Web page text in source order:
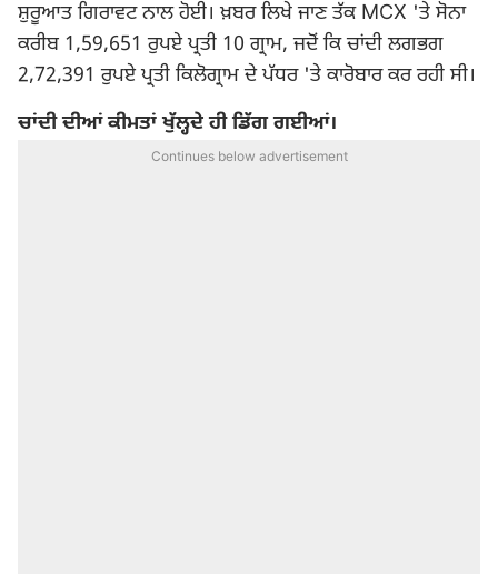
ਸ਼ੁਰੂਆਤ ਗਿਰਾਵਟ ਨਾਲ ਹੋਈ। ਖ਼ਬਰ ਲਿਖੇ ਜਾਣ ਤੱਕ MCX 'ਤੇ ਸੋਨਾ
ਕਰੀਬ 1,59,651 ਰੁਪਏ ਪ੍ਰਤੀ 10 ਗ੍ਰਾਮ, ਜਦੋਂ ਕਿ ਚਾਂਦੀ ਲਗਭਗ
2,72,391 ਰੁਪਏ ਪ੍ਰਤੀ ਕਿਲੋਗ੍ਰਾਮ ਦੇ ਪੱਧਰ 'ਤੇ ਕਾਰੋਬਾਰ ਕਰ ਰਹੀ ਸੀ।
ਚਾਂਦੀ ਦੀਆਂ ਕੀਮਤਾਂ ਖੁੱਲ੍ਹਦੇ ਹੀ ਡਿੱਗ ਗਈਆਂ।
Continues below advertisement